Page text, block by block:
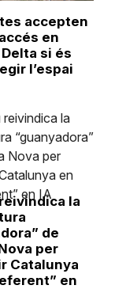
accepten
en
si és
l’espai
la
de
per
Catalunya
en